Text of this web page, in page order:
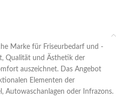
Marke für Friseurbedarf und -
Qualität und Ästhetik der
auszeichnet. Das Angebot
Elementen der
Autowaschanlagen oder Infrazons.